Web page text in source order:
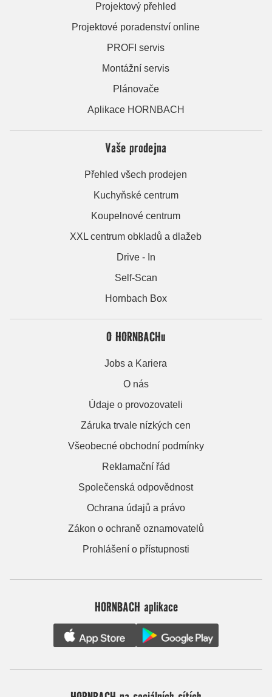
Projektový přehled
Projektové poradenství online
PROFI servis
Montážní servis
Plánovače
Aplikace HORNBACH
Vaše prodejna
Přehled všech prodejen
Kuchyňské centrum
Koupelnové centrum
XXL centrum obkladů a dlažeb
Drive - In
Self-Scan
Hornbach Box
O HORNBACHu
Jobs a Kariera
O nás
Údaje o provozovateli
Záruka trvale nízkých cen
Všeobecné obchodní podmínky
Reklamační řád
Společenská odpovědnost
Ochrana údajů a právo
Zákon o ochraně oznamovatelů
Prohlášení o přístupnosti
HORNBACH aplikace